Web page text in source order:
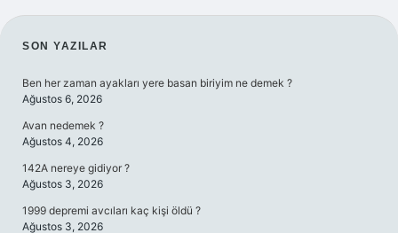
SIDEBAR
SON YAZILAR
Ben her zaman ayakları yere basan biriyim ne demek ?
Ağustos 6, 2026
Avan nedemek ?
Ağustos 4, 2026
142A nereye gidiyor ?
Ağustos 3, 2026
1999 depremi avcıları kaç kişi öldü ?
Ağustos 3, 2026